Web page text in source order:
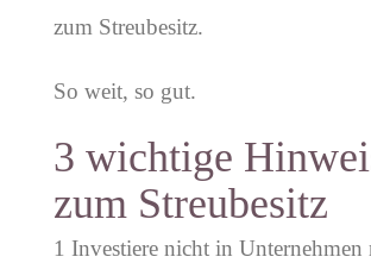
zum Streubesitz.
So weit, so gut.
3 wichtige
zum Streubesitz
1 Investiere nicht in Unternehmen